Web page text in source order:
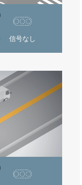
信号なし